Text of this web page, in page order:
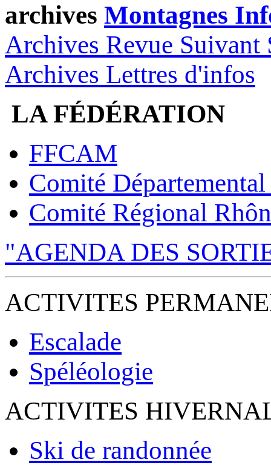
archives Montagnes
Archives Revue Suivant
Archives Lettres d'infos
LA FÉDÉRATION
FFCAM
Comité
Comité Régional
"AGENDA DES
ACTIVITES
Escalade
Spéléologie
ACTIVITES
Ski de randonnée